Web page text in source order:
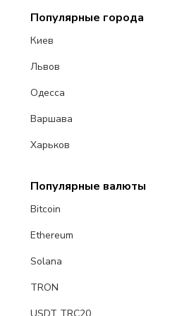
Популярные города
Киев
Львов
Одесса
Варшава
Харьков
Популярные валюты
Bitcoin
Ethereum
Solana
TRON